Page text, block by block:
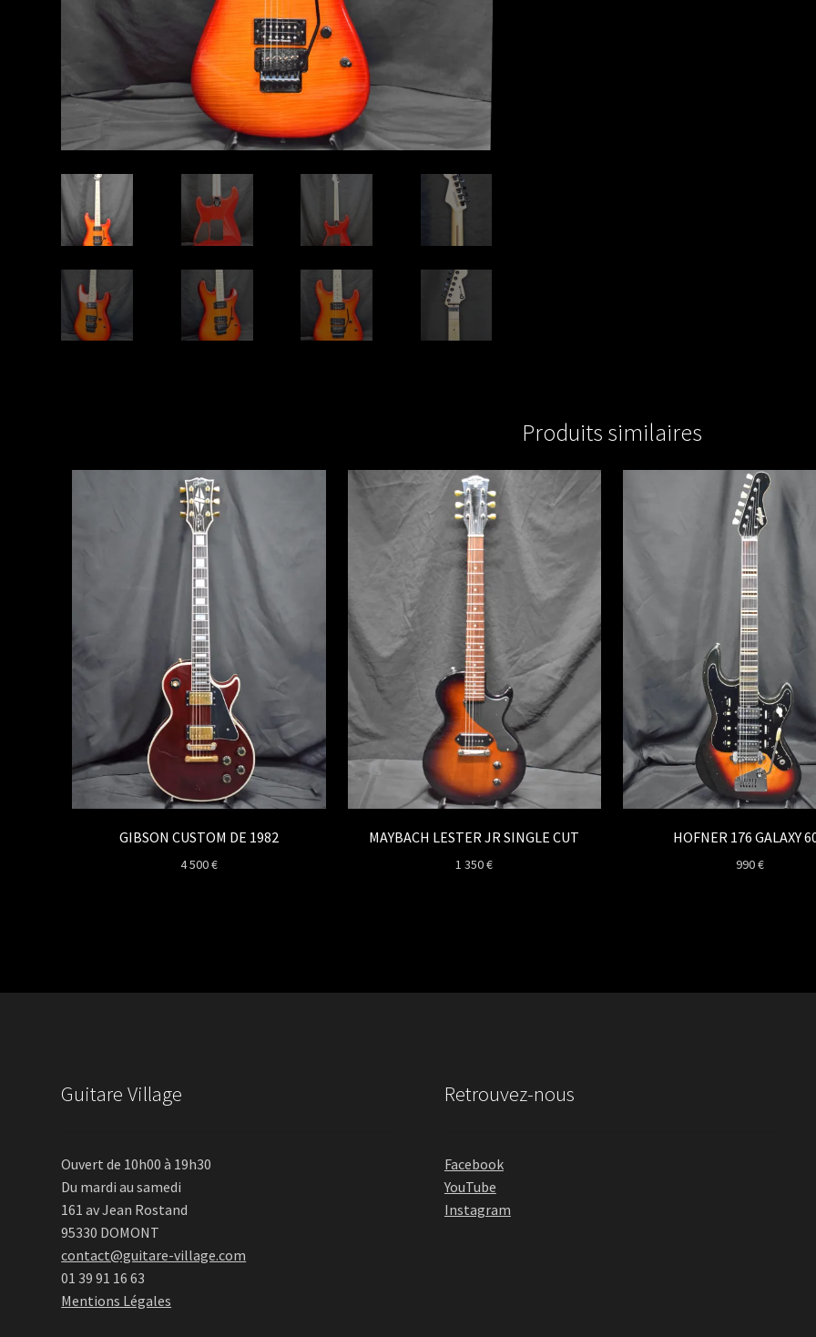
Produits similaires
GIBSON CUSTOM DE 1982
4 500€
MAYBACH LESTER JR SINGLE CUT
1 350€
HOFNER 176 GALAXY
990€
Guitare Village
Ouvert de 10h00 à 19h30
Du mardi au samedi
161 av Jean Rostand
95330 DOMONT
contact@guitare-village.com
01 39 91 16 63
Mentions Légales
Retrouvez-nous
Facebook
YouTube
Instagram